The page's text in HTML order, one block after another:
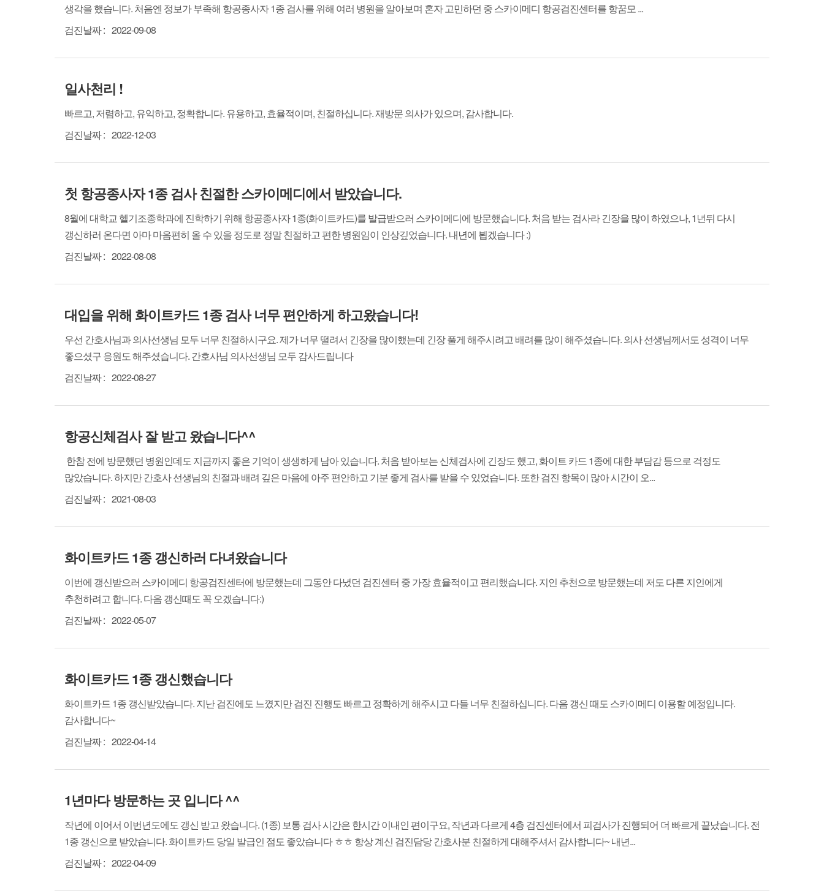
생각을 했습니다. 처음엔 정보가 부족해 항공종사자 1종 검사를 위해 여러 병원을 알아보며 혼자 고민하던 중 스카이메디 항공검진센터를 항꿈모 ...
검진날짜 : 2022-09-08
일사천리 !
빠르고, 저렴하고, 유익하고, 정확합니다. 유용하고, 효율적이며, 친절하십니다. 재방문 의사가 있으며, 감사합니다.
검진날짜 : 2022-12-03
첫 항공종사자 1종 검사 친절한 스카이메디에서 받았습니다.
8월에 대학교 헬기조종학과에 진학하기 위해 항공종사자 1종(화이트카드)를 발급받으러 스카이메디에 방문했습니다. 처음 받는 검사라 긴장을 많이 하였으나, 1년뒤 다시
갱신하러 온다면 아마 마음편히 올 수 있을 정도로 정말 친절하고 편한 병원임이 인상깊었습니다. 내년에 뵙겠습니다 :)
검진날짜 : 2022-08-08
대입을 위해 화이트카드 1종 검사 너무 편안하게 하고왔습니다!
우선 간호사님과 의사선생님 모두 너무 친절하시구요. 제가 너무 떨려서 긴장을 많이했는데 긴장 풀게 해주시려고 배려를 많이 해주셨습니다. 의사 선생님께서도 성격이 너무
좋으셨구 응원도 해주셨습니다. 간호사님 의사선생님 모두 감사드립니다
검진날짜 : 2022-08-27
항공신체검사 잘 받고 왔습니다^^
한참 전에 방문했던 병원인데도 지금까지 좋은 기억이 생생하게 남아 있습니다. 처음 받아보는 신체검사에 긴장도 했고, 화이트 카드 1종에 대한 부담감 등으로 걱정도
많았습니다. 하지만 간호사 선생님의 친절과 배려 깊은 마음에 아주 편안하고 기분 좋게 검사를 받을 수 있었습니다. 또한 검진 항목이 많아 시간이 오...
검진날짜 : 2021-08-03
화이트카드 1종 갱신하러 다녀왔습니다
이번에 갱신받으러 스카이메디 항공검진센터에 방문했는데 그동안 다녔던 검진센터 중 가장 효율적이고 편리했습니다. 지인 추천으로 방문했는데 저도 다른 지인에게
추천하려고 합니다. 다음 갱신때도 꼭 오겠습니다:)
검진날짜 : 2022-05-07
화이트카드 1종 갱신했습니다
화이트카드 1종 갱신받았습니다. 지난 검진에도 느꼈지만 검진 진행도 빠르고 정확하게 해주시고 다들 너무 친절하십니다. 다음 갱신 때도 스카이메디 이용할 예정입니다.
감사합니다~
검진날짜 : 2022-04-14
1년마다 방문하는 곳 입니다 ^^
작년에 이어서 이번년도에도 갱신 받고 왔습니다. (1종) 보통 검사 시간은 한시간 이내인 편이구요, 작년과 다르게 4층 검진센터에서 피검사가 진행되어 더 빠르게 끝났습니다. 전
1종 갱신으로 받았습니다. 화이트카드 당일 발급인 점도 좋았습니다 ㅎㅎ 항상 계신 검진담당 간호사분 친절하게 대해주셔서 감사합니다~ 내년...
검진날짜 : 2022-04-09